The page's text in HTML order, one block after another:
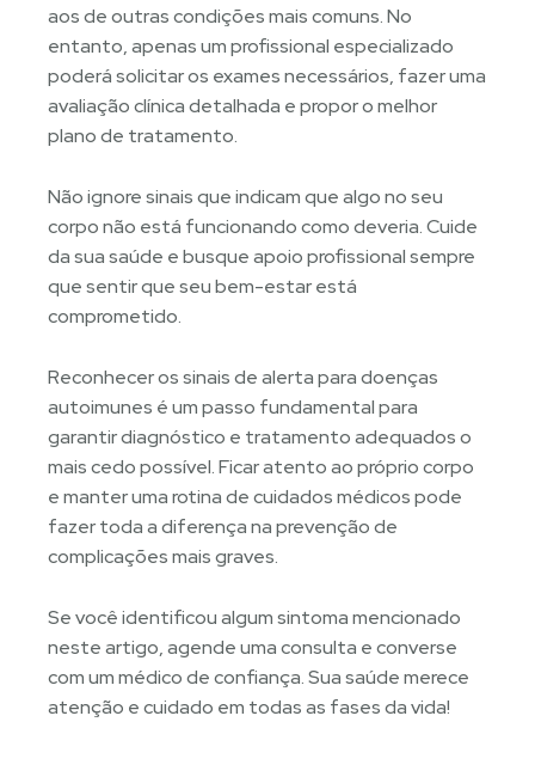
aos de outras condições mais comuns. No
entanto, apenas um profissional especializado
poderá solicitar os exames necessários, fazer uma
avaliação clínica detalhada e propor o melhor
plano de tratamento.
Não ignore sinais que indicam que algo no seu
corpo não está funcionando como deveria. Cuide
da sua saúde e busque apoio profissional sempre
que sentir que seu bem-estar está
comprometido.
Reconhecer os sinais de alerta para doenças
autoimunes é um passo fundamental para
garantir diagnóstico e tratamento adequados o
mais cedo possível. Ficar atento ao próprio corpo
e manter uma rotina de cuidados médicos pode
fazer toda a diferença na prevenção de
complicações mais graves.
Se você identificou algum sintoma mencionado
neste artigo, agende uma consulta e converse
com um médico de confiança. Sua saúde merece
atenção e cuidado em todas as fases da vida!